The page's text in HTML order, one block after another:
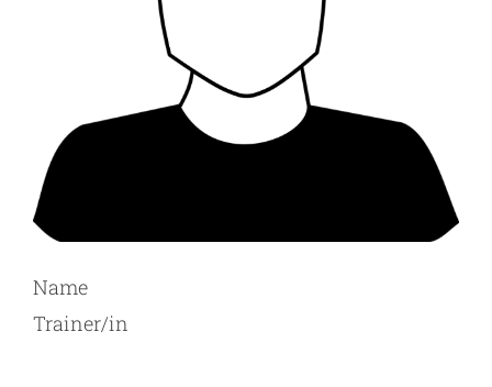
Name
Trainer/in